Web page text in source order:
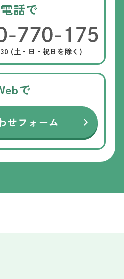
話で
(土・日・祝日を除く)
で
せフォーム